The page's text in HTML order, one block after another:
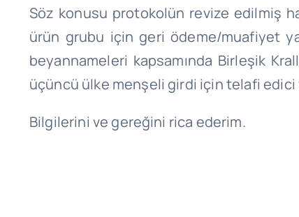
Söz konusu protokolün revize edilmiş
ürün grubu için geri ödeme/muafiyet
beyannameleri kapsamında Birleşik
üçüncü ülke menşeli girdi için telafi edici
Bilgilerini ve gereğini rica ederim.